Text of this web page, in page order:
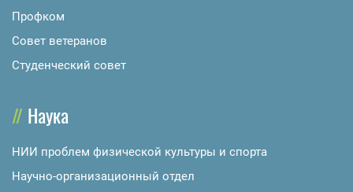
Профком
Совет ветеранов
Студенческий совет
Наука
НИИ проблем физической культуры и спорта
Научно-организационный отдел